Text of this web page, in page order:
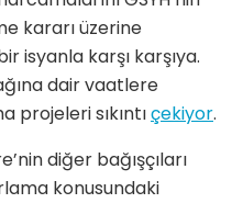
kararı üzerine
isyanla karşı karşıya.
dair vaatlere
projeleri sıkıntıçekiyor.
diğer bağışçıları
konusundaki